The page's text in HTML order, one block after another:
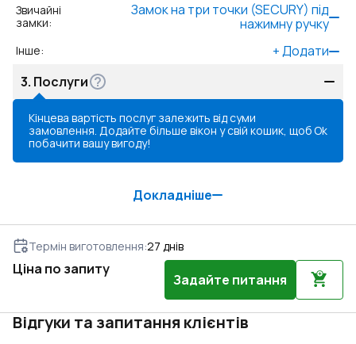
Звичайні
замки:
Замок на три точки (SECURY) під
нажимну ручку
Інше: +Додати
3. Послуги
Кінцева вартість послуг залежить від суми
замовлення. Додайте більше вікон у свій кошик, щоб
побачити вашу вигоду!
Ok
Докладніше
Термін виготовлення:27 днів
Ціна по запиту
Задайте питання
Відгуки та запитання клієнтів